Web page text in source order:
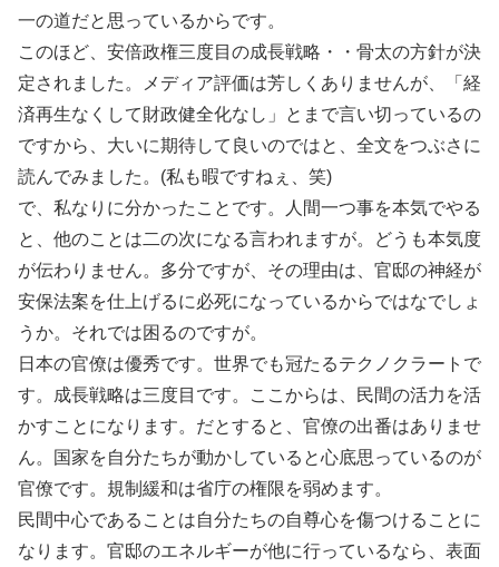
一の道だと思っているからです。
このほど、安倍政権三度目の成長戦略・・骨太の方針が決
定されました。メディア評価は芳しくありませんが、「経
済再生なくして財政健全化なし」とまで言い切っているの
ですから、大いに期待して良いのではと、全文をつぶさに
読んでみました。(私も暇ですねぇ、笑)
で、私なりに分かったことです。人間一つ事を本気でやる
と、他のことは二の次になる言われますが。どうも本気度
が伝わりません。多分ですが、その理由は、官邸の神経が
安保法案を仕上げるに必死になっているからではなでしょ
うか。それでは困るのですが。
日本の官僚は優秀です。世界でも冠たるテクノクラートで
す。成長戦略は三度目です。ここからは、民間の活力を活
かすことになります。だとすると、官僚の出番はありませ
ん。国家を自分たちが動かしていると心底思っているのが
官僚です。規制緩和は省庁の権限を弱めます。
民間中心であることは自分たちの自尊心を傷つけることに
なります。官邸のエネルギーが他に行っているなら、表面